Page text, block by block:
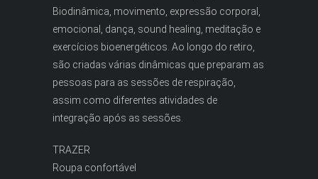
Biodinâmica, movimento, expressão corporal,
emocional, dança, sound healing, meditação e
exercícios bioenergéticos. Ao longo do retiro,
são criadas várias dinâmicas que preparam as
pessoas para as sessões de respiração,
assim como diferentes atividades de
integração após as sessões.
TRAZER
Roupa confortável